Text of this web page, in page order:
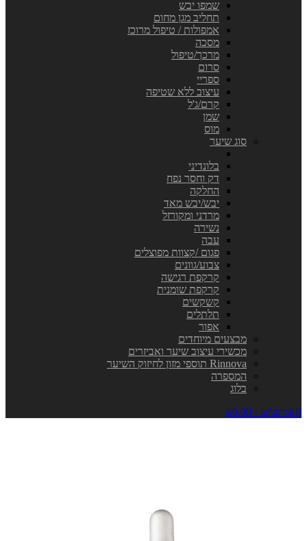
שמפו יבש
תחליב מגן מחום
אמפולות / טיפול מרוכז
מסכה
מרכך/טיפול
סרום
ספריי
עיצוב ללא שטיפה
קרם/ג'ל
שמן
מוס
סוג שיער
בלונדיני
דק וחסר נפח
החלקה
יבש/יבש מאד
מרדני ומקורזל
נשירה
עבה
פגום /קצוות מפוצלים
צבוע/גוונים
קרקפת רגישה
קרקפת שומנית
קשקשים
תלתלים
אפור
מבצעים מיוחדים
מכשירי עיצוב שיער ואביזרים
Rinnova תוספי מזון לחיזוק השיער
המספרה
בלוג
0 פריט\ים - ₪0.00